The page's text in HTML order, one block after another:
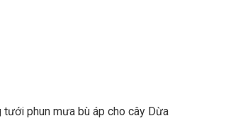
phun mưa bù áp cho cây Dừa